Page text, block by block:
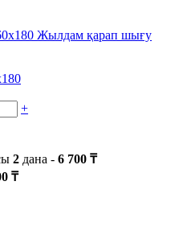
Жылдам қарап шығу
+
2 дана - 6 700 ₸
₸